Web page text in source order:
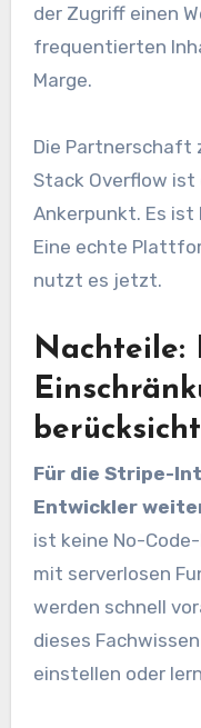
der Zugriff einen
frequentierten
Marge.
Die Partnerschaft
Stack Overflow ist
Ankerpunkt. Es
Eine echte
nutzt es jetzt.
Nachteile:
Für die Stripe-
Entwickler
ist keine No-
mit serverlosen
werden schnell
dieses
einstellen oder